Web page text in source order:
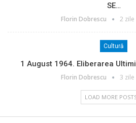
SE…
Florin Dobrescu 2 zile
Cultură
1 August 1964. Eliberarea
Florin Dobrescu 3 zile
LOAD MORE